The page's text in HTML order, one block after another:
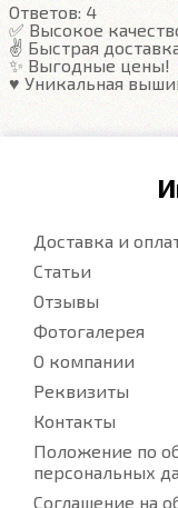
Подробнее
Ответов: 4
✅ Высокое
✌️ Быстрая
✨ Выгодные цены!
♥️ Уникальная
Доставка и
Статьи
Отзывы
Фотогалерея
О компании
Реквизиты
Контакты
Положение по
персональных
Соглашение на